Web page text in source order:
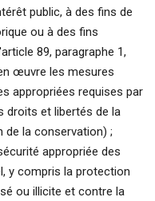
public, à des fins de
ou à des fins
89, paragraphe 1,
œuvre les mesures
appropriées requises par
droits et libertés de la
de la conservation) ;
appropriée des
y compris la protection
ou illicite et contre la